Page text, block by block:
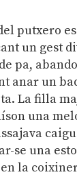
putxero
un gest
pa,
anar un
La filla
una
se una
la